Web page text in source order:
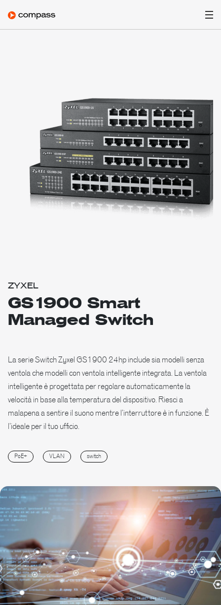
ZYXEL
GS1900 Smart
Managed Switch
La serie Switch Zyxel GS1900 24hp include sia modelli senza
ventola che modelli con ventola intelligente integrata. La ventola
intelligente è progettata per regolare automaticamente la
velocità in base alla temperatura del dispositivo. Riesci a
malapena a sentire il suono mentre l’interruttore è in funzione. È
l’ideale per il tuo ufficio.
PoE+ VLAN switch